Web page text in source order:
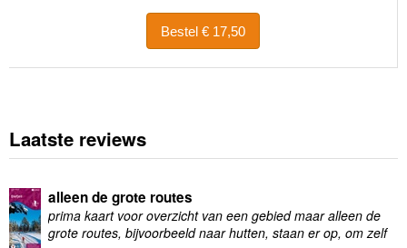
Bestel € 17,50
Laatste reviews
alleen de grote routes
prima kaart voor overzicht van een gebied maar alleen de
grote routes, bijvoorbeeld naar hutten, staan er op, om zelf